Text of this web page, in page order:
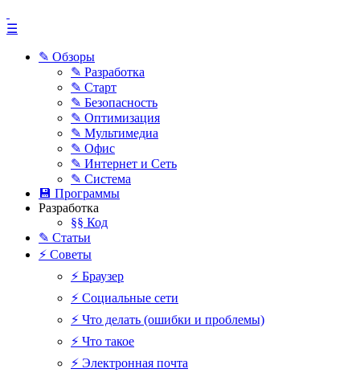
☰
✎ Обзоры
✎ Разработка
✎ Старт
✎ Безопасность
✎ Оптимизация
✎ Мультимедиа
✎ Офис
✎ Интернет и Сеть
✎ Система
💾 Программы
Разработка
§§ Код
✎ Статьи
⚡ Советы
⚡ Браузер
⚡ Социальные сети
⚡ Что делать (ошибки и проблемы)
⚡ Что такое
⚡ Электронная почта